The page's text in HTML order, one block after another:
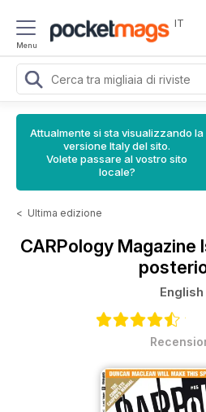
Menu
IT
Attualmente si sta visualizzando la
versione Italy del sito.
Volete passare al vostro sito
locale?
< Ultima edizione
CARPology Magazine
English